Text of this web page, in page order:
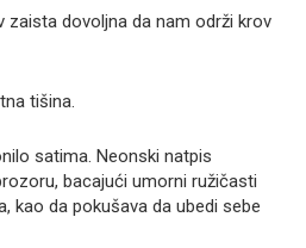
zaista dovoljna da nam održi krov
tišina.
satima. Neonski natpis
bacajući umorni ružičasti
kao da pokušava da ubedi sebe